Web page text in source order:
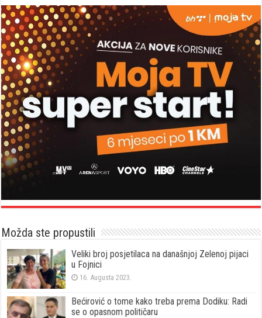
Možda ste propustili
Veliki broj posjetilaca na današnjoj Zelenoj pijaci
u Fojnici
16. Augusta 2023.
Bećirović o tome kako treba prema Dodiku: Radi
se o opasnom političaru